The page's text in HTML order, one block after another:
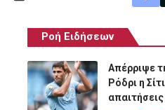
Ροή Ειδήσεων
Απέρριψε
Ρόδρι η